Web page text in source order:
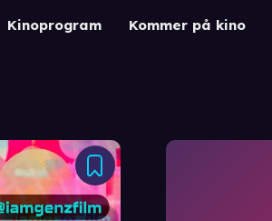
Kinoprogram Kommer på kino